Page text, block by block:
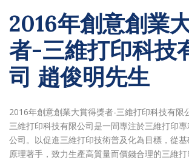
2016年創意創業
者-三維打印科技
司 趙俊明先生
2016年創意創業大賞得獎者-三維打印科技有
三維打印科技有限公司是一間專注於三維打印
公司。以促進三維打印技術普及化為目標，從
原理著手，致力生產高質量而價錢合理的三維